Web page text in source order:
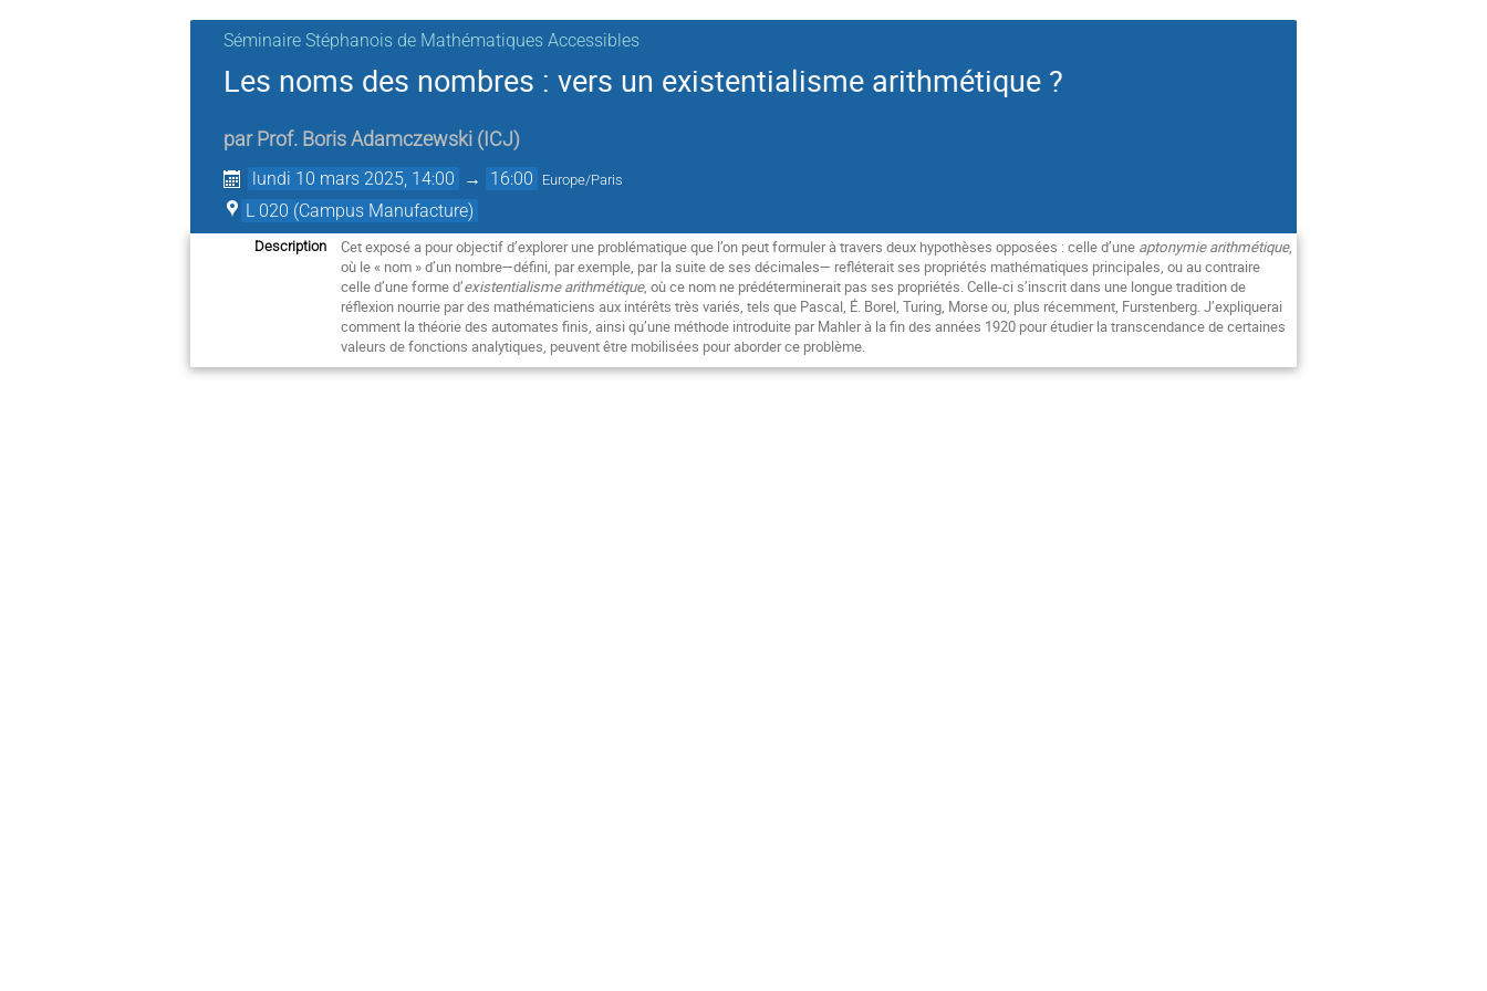
Séminaire Stéphanois de Mathématiques Accessibles
Les noms des nombres : vers un existentialisme arithmétique ?
par Prof. Boris Adamczewski ( ICJ)
lundi 10 mars 2025, 14:00 → 16:00 Europe/Paris
L 020 (Campus Manufacture)
Description Cet exposé a pour objectif d’explorer une problématique que l’on peut formuler à travers deux hypothèses opposées : celle d’une aptonymie arithmétique,
où le « nom » d’un nombre—défini, par exemple, par la suite de ses décimales— refléterait ses propriétés mathématiques principales, ou au contraire
celle d’une forme d’existentialisme arithmétique, où ce nom ne prédéterminerait pas ses propriétés. Celle-ci s’inscrit dans une longue tradition de
réflexion nourrie par des mathématiciens aux intérêts très variés, tels que Pascal, É. Borel, Turing, Morse ou, plus récemment, Furstenberg. J’expliquerai
comment la théorie des automates finis, ainsi qu’une méthode introduite par Mahler à la fin des années 1920 pour étudier la transcendance de certaines
valeurs de fonctions analytiques, peuvent être mobilisées pour aborder ce problème.